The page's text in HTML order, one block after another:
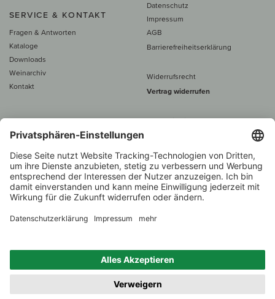
SERVICE & KONTAKT
Fragen & Antworten
Kataloge
Downloads
Weinarchiv
Kontakt
Datenschutz
Impressum
AGB
Barrierefreiheitserklärung
Widerrufsrecht
Vertrag widerrufen
Alle Preise inkl. MwSt., zzgl. 5 €
60 € versand­kosten­
Beratung unter
1.000 Winzer –
Weinhändler
des Jahres 2022
Zurück